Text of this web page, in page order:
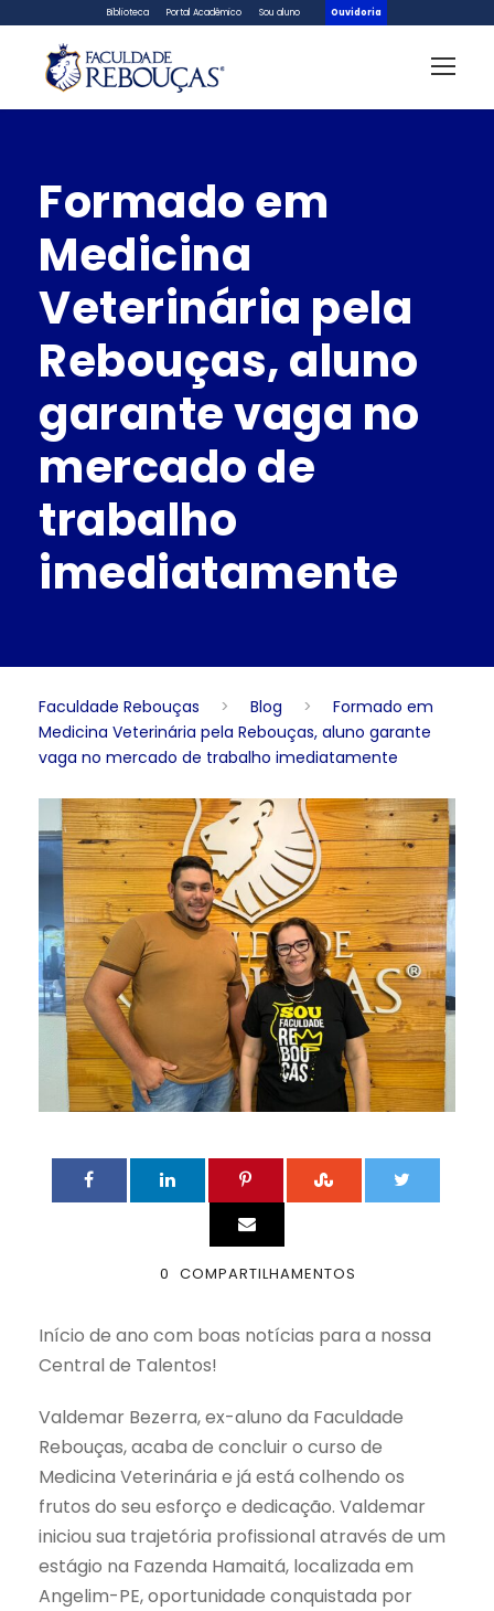
Biblioteca Portal Acadêmico Sou aluno Ouvidoria
Formado em
Medicina
Veterinária pela
Rebouças, aluno
garante vaga no
mercado de
trabalho
imediatamente
Faculdade Rebouças > Blog >
Formado em
Medicina Veterinária pela Rebouças, aluno garante
vaga no mercado de trabalho imediatamente
0 COMPARTILHAMENTOS
Início de ano com boas notícias para a nossa
Central de Talentos!
Valdemar Bezerra, ex-aluno da Faculdade
Rebouças, acaba de concluir o curso de
Medicina Veterinária e já está colhendo os
frutos do seu esforço e dedicação. Valdemar
iniciou sua trajetória profissional através de um
estágio na Fazenda Hamaitá, localizada em
Angelim-PE, oportunidade conquistada por